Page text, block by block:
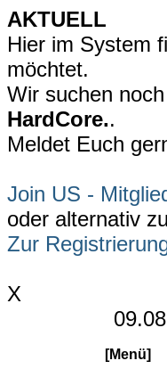
AKTUELL
Hier im System
möchtet.
Wir suchen
HardCore..
Meldet Euch
Join US -
oder alternativ
Zur
X
[Menü]